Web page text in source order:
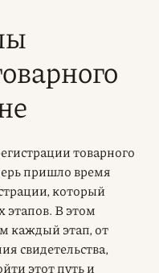
товарного
пришло время
который
этапов. В этом
каждый этап, от
свидетельства,
этот путь и